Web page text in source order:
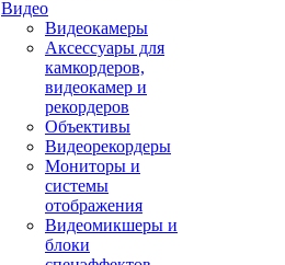
Видео
Видеокамеры
Аксессуары для
камкордеров,
видеокамер и
рекордеров
Объективы
Видеорекордеры
Мониторы и
системы
отображения
Видеомикшеры и
блоки